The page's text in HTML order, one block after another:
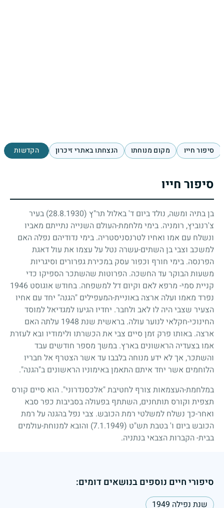
סיפור חייו מקום מנוחתו הנצחתו באתרי זיכרון הקדשות
סיפור חייו
בן בתיה ומשה, נולד ביום ד' באלול תר"ץ (28.8.1930)
בעיר
צ'רנוביץ, רומניה. בימי מלחמת-העולם השנייה נתייתם מאביו
ונשלח עם אמו ואחיו לטרנסניסטריה. בימי נדודיהם נפלה האם
למשכב וצבי בן השתים-עשרה נטל על עצמו את עול דאגת
הפרנסה. בימי חורף וכפור עסק במכירת גפרורים וסיגריות
משעות הבוקר עד החשכה. הפרוטות שהשתכר הספיקו כדי
קניית סמי- מרפא לאם וקיום דל למשפחה. בחודש אוגוסט 1946
נפרד מאמו ועלה ארצה באוניית-המעפילים "הגנה" יחד עם אחיו
הצעיר שצבי היה לו לאב ולחבר. יחדיו הגיעו למגדיאל למוסד
החינוכי-חקלאי לנוער עולה. בראשית שנת 1948 עלתה האם
ארצה. באותו פרק זמן סיים צבי את הכשרתו ולימודיו ובא לעזרת
אמו בצעדיה הראשונים בארץ. במשך מספר חודשים עבד
והשתכר, אך לא ידע מנוחה בלבבו עד אשר הצטרף אל חבריו
הלוחמים אשר יחד איתם התאמן באימוניו הראשונים ב"הגנה".
במלחמת-העצמאות צורף לחטיבת "אלכסנדרוני". הוא סיים קורס
תצפית וקורס תותחנים, השתתף בפעולה בסביבות כפר סבא
ואחר-כך נשלח למשלטי רמת הכובש. צבי נפל בהגנה על רמת
הכובש ביום ו' בטבת תש"ט (7.1.1949)
והובא למנוחת-עולמים
בבית- הקברות הצבאי בנתניה.
סיפורי חיים נוספים בנושאים דומים:
שנת נפילה 1949